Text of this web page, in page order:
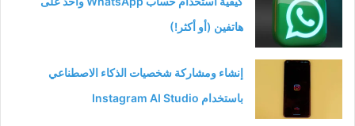
هاتفين (أو أكثر!)
إنشاء ومشاركة شخصيات الذكاء الاصطناعي
باستخدام Instagram AI Studio